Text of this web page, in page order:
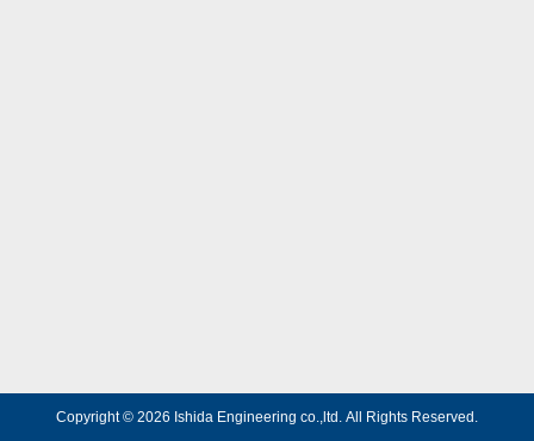
Copyright © 2026 Ishida Engineering co.,ltd. All Rights Reserved.